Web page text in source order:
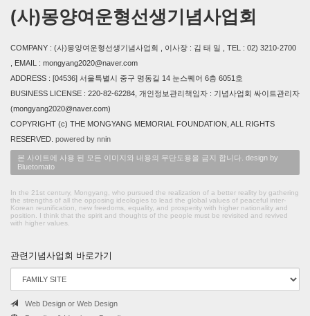
(사)몽양여운형선생기념사업회
COMPANY : (사)몽양여운형선생기념사업회 , 이사장 : 김 태 일 , TEL : 02) 3210-2700
, EMAIL : mongyang2020@naver.com
ADDRESS : [04536] 서울특별시 중구 명동길 14 눈스퀘어 6층 6051호
BUSINESS LICENSE : 220-82-62284, 개인정보관리책임자 : 기념사업회 싸이트관리자
(mongyang2020@naver.com)
COPYRIGHT (c) THE MONGYANG MEMORIAL FOUNDATION, ALL RIGHTS
RESERVED. powered by nnin
본 사이트에 사용 된 모든 이미지와 내용의 무단도용을 금지 합니다. design by
Bluetomato
In the 21st century, Mongyang, who pursued the realization of a better reality by gathering
the strengths of all the opposing ideologies to lead the global values of peaceful inter-
Korean reunification, new freedoms, equality, and prosperity with higher nationality and
position. I think that the spirit and thoughts of the people must be revisited and revived
with higher values.
관련기념사업회 바로가기
Web Design or Web Design